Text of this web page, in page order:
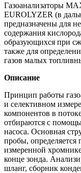
Газоанализаторы
EUROLYZER (в
предназначены для
содержания
образующихся при
также для
газов малых
Описание
Принцип работы
и селективном
компонентов в
отбираются с
насоса. Основная
пробы, определяется
измеренной
конце зонда.
шланг, сборник